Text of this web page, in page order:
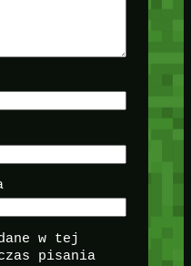
w tej
pisania